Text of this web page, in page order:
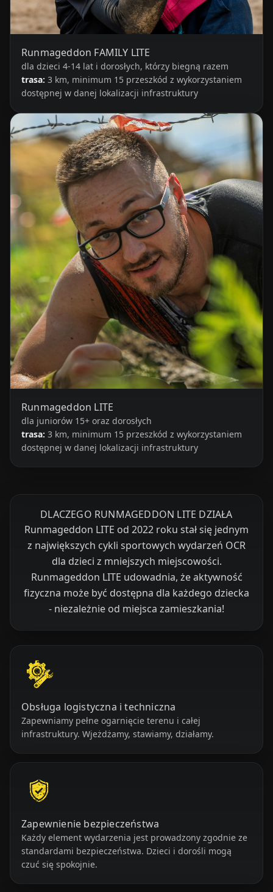
Runmageddon FAMILY LITE
dla dzieci 4-14 lat i dorosłych, którzy biegną razem
trasa: 3 km, minimum 15 przeszkód z wykorzystaniem
dostępnej w danej lokalizacji infrastruktury
Runmageddon LITE
dla juniorów 15+ oraz dorosłych
trasa: 3 km, minimum 15 przeszkód z wykorzystaniem
dostępnej w danej lokalizacji infrastruktury
DLACZEGO RUNMAGEDDON LITE DZIAŁA
Runmageddon LITE od 2022 roku stał się jednym
z największych cykli sportowych wydarzeń OCR
dla dzieci z mniejszych miejscowości.
Runmageddon LITE udowadnia, że aktywność
fizyczna może być dostępna dla każdego dziecka
- niezależnie od miejsca zamieszkania!
Obsługa logistyczna i techniczna
Zapewniamy pełne ogarnięcie terenu i całej
infrastruktury. Wjeżdżamy, stawiamy, działamy.
Zapewnienie bezpieczeństwa
Każdy element wydarzenia jest prowadzony zgodnie ze
standardami bezpieczeństwa. Dzieci i dorośli mogą
czuć się spokojnie.